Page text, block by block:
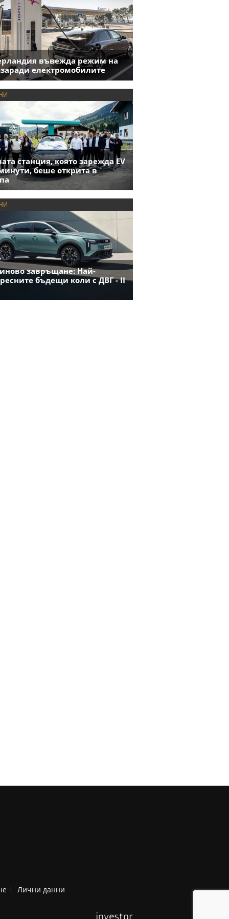
въвежда режим на
заради електромобилите
станция, която зарежда EV
беше открита в
завръщане: Най-
бъдещи коли с ДВГ - II
Лични данни